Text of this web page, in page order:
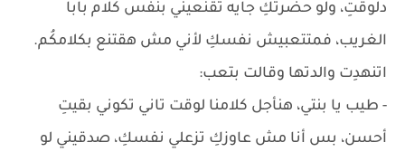
دلوقتِ، ولو حضرتكِ جايه تقنعيني بنفس كلام بابا
الغريب، فمتتعبيش نفسكِ لأني مش هقتنع بكلامكُم.
اتنهدِت والدتها وقالت بتعب:
- طيب يا بنتي، هنأجل كلامنا لوقت تاني تكوني بقيتِ
أحسن، بس أنا مش عاوزكِ تزعلي نفسكِ، صدقيني لو